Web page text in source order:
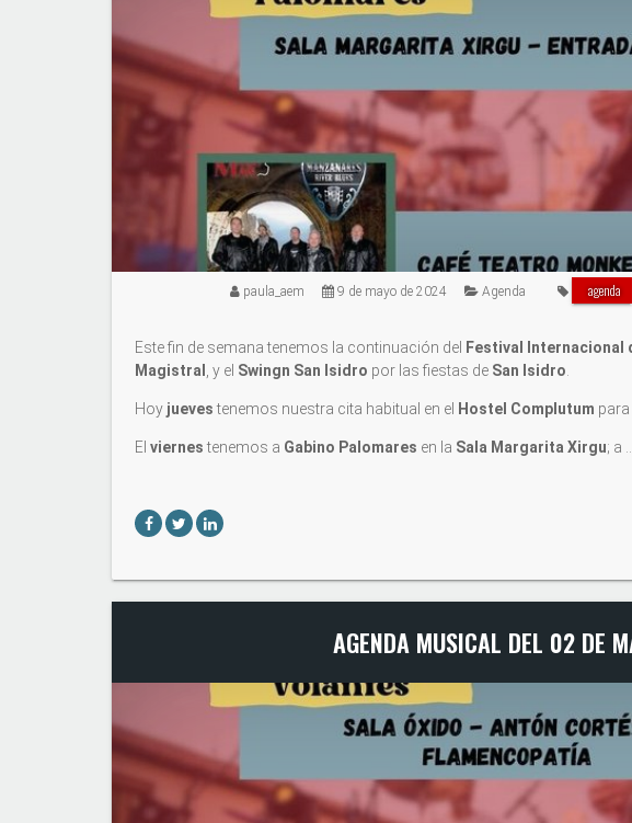
paula_aem 9 de mayo de 2024 Agenda agenda
Este fin de semana tenemos la continuación del Festival Internacional
Magistral , y el Swingn San Isidro por las fiestas de San Isidro.
Hoy juevestenemos nuestra cita habitual en el Hostel Complutum
El viernestenemos a Gabino Palomares en la Sala Margarita Xirgu; a
AGENDA MUSICAL DEL 02 DE